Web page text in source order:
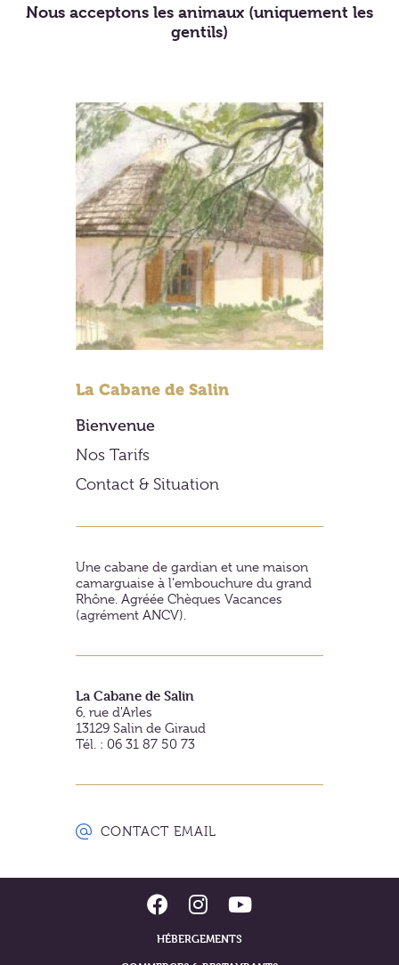
Nous acceptons les animaux (uniquement les
gentils)
La Cabane de Salin
Bienvenue
Nos Tarifs
Contact & Situation
Une cabane de gardian et une maison
camarguaise à l'embouchure du grand
Rhône. Agréée Chèques Vacances
(agrément ANCV).
La Cabane de Salin
6, rue d'Arles
13129 Salin de Giraud
Tél. : 06 31 87 50 73
CONTACT EMAIL
HÉBERGEMENTS